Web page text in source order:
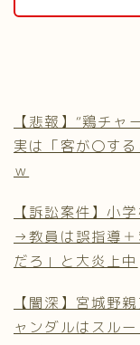
【悲報】“鶏チャ
実は「客が〇す
ｗ
【訴訟案件】小
→教員は誤指導
だろ」と大炎上中
【闇深】宮城野
ャンダルはスル